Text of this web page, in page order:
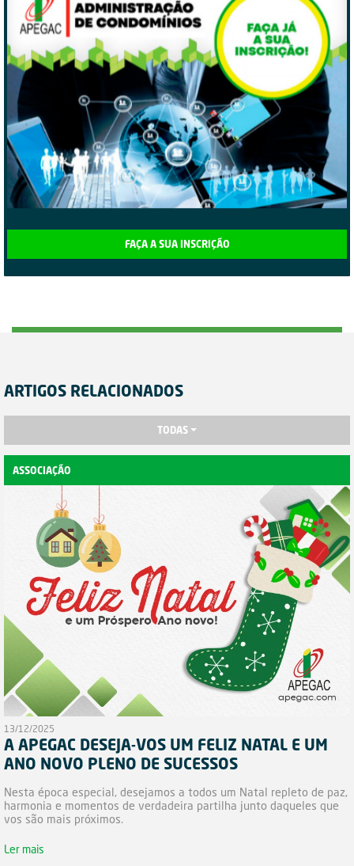
FAÇA A SUA INSCRIÇÃO
ARTIGOS RELACIONADOS
TODAS
ASSOCIAÇÃO
13/12/2025
A APEGAC DESEJA-VOS UM FELIZ NATAL E UM
ANO NOVO PLENO DE SUCESSOS
Nesta época especial, desejamos a todos um Natal repleto de paz,
harmonia e momentos de verdadeira partilha junto daqueles que
vos são mais próximos.
Ler mais